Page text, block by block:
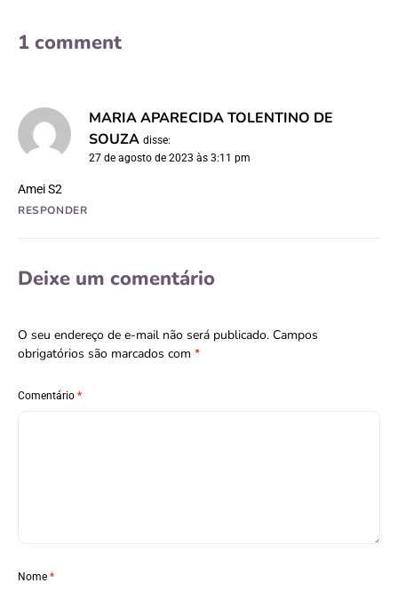
1 comment
MARIA APARECIDA TOLENTINO DE
SOUZA disse:
27 de agosto de 2023 às 3:11 pm
Amei S2
RESPONDER
Deixe um comentário
O seu endereço de e-mail não será publicado. Campos
obrigatórios são marcados com *
Comentário *
Nome *